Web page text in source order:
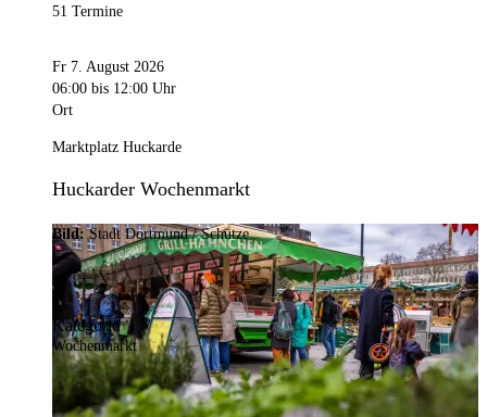
51 Termine
Fr 7. August 2026
06:00 bis 12:00 Uhr
Ort
Marktplatz Huckarde
Huckarder Wochenmarkt
Bild:Stadt Dortmund / Schütze
Kategorie
Wochenmarkt